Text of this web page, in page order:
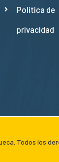
Política de
privacidad
Todos los